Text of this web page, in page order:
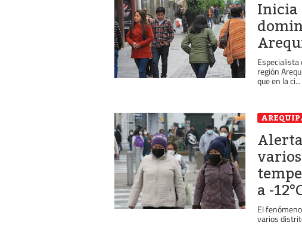
Inicia
Especialista
región
que en la ci...
a -
El
varios